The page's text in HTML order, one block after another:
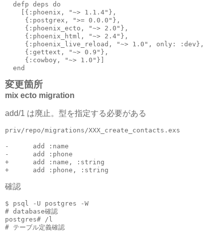
  defp deps do
    [{:phoenix, "~> 1.1.4"},
     {:postgrex, ">= 0.0.0"},
     {:phoenix_ecto, "~> 2.0"},
     {:phoenix_html, "~> 2.4"},
     {:phoenix_live_reload, "~> 1.0", only: :dev},
     {:gettext, "~> 0.9"},
     {:cowboy, "~> 1.0"}]
変更箇所
mix ecto migration
add/1 は廃止。型を指定する必要がある
priv/repo/migrations/XXX_create_contacts.exs
-      add :name
-      add :phone
+      add :name, :string
確認
$ psql -U postgres -W
# database確認
postgres# /l
# テーブル定義確認